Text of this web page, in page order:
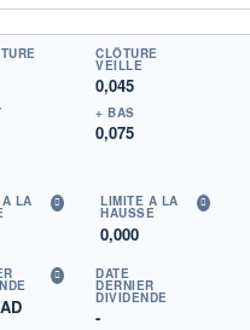
CLÔTURE
VEILLE
0,045
+ BAS
0,075
LA LIMITE À LA
HAUSSE
0,000
DATE
DERNIER
DIVIDENDE
-